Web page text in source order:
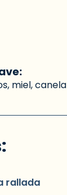
miel, canela
rallada